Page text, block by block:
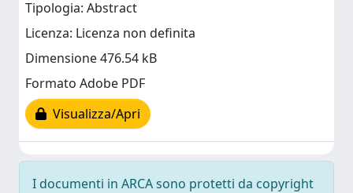
Tipologia: Abstract
Licenza: Licenza non definita
Dimensione 476.54 kB
Formato Adobe PDF
Visualizza/Apri
I documenti in ARCA sono protetti da copyright